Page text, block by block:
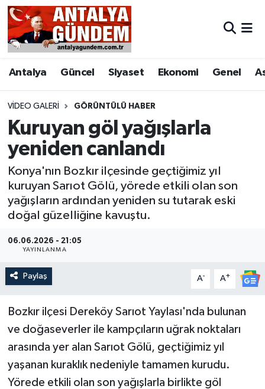
Antalya Güncel Siyaset Ekonomi Genel
VIDEO GALERI GÖRÜNTÜLÜ HABER
Kuruyan göl yağışlarla
yeniden canlandı
Konya'nın Bozkır ilçesinde geçtiğimiz yıl
kuruyan Sarıot Gölü, yörede etkili olan son
yağışların ardından yeniden su tutarak eski
doğal güzelliğine kavuştu.
06.06.2026 - 21:05
YAYINLANMA
Paylaş A- A+
Bozkır ilçesi Dereköy Sarıot Yaylası'nda bulunan
ve doğaseverler ile kampçıların uğrak noktaları
arasında yer alan Sarıot Gölü, geçtiğimiz yıl
yaşanan kuraklık nedeniyle tamamen kurudu.
Yörede etkili olan son yağışlarla birlikte göl
Antalya
Asayiş
Bilim & Teknoloji
Bölge
EĞİTİM
Ekonomi
Güncel
Kültür & Sanat
Magazin
Resmi İlan
Antalya Nöbetçi Eczaneler
Antalya Hava Durumu
Antalya Namaz Vakitleri
Antalya Trafik Yoğunluk Haritası
Süper Lig Puan Durumu ve Fikstür
Tüm Manşetler